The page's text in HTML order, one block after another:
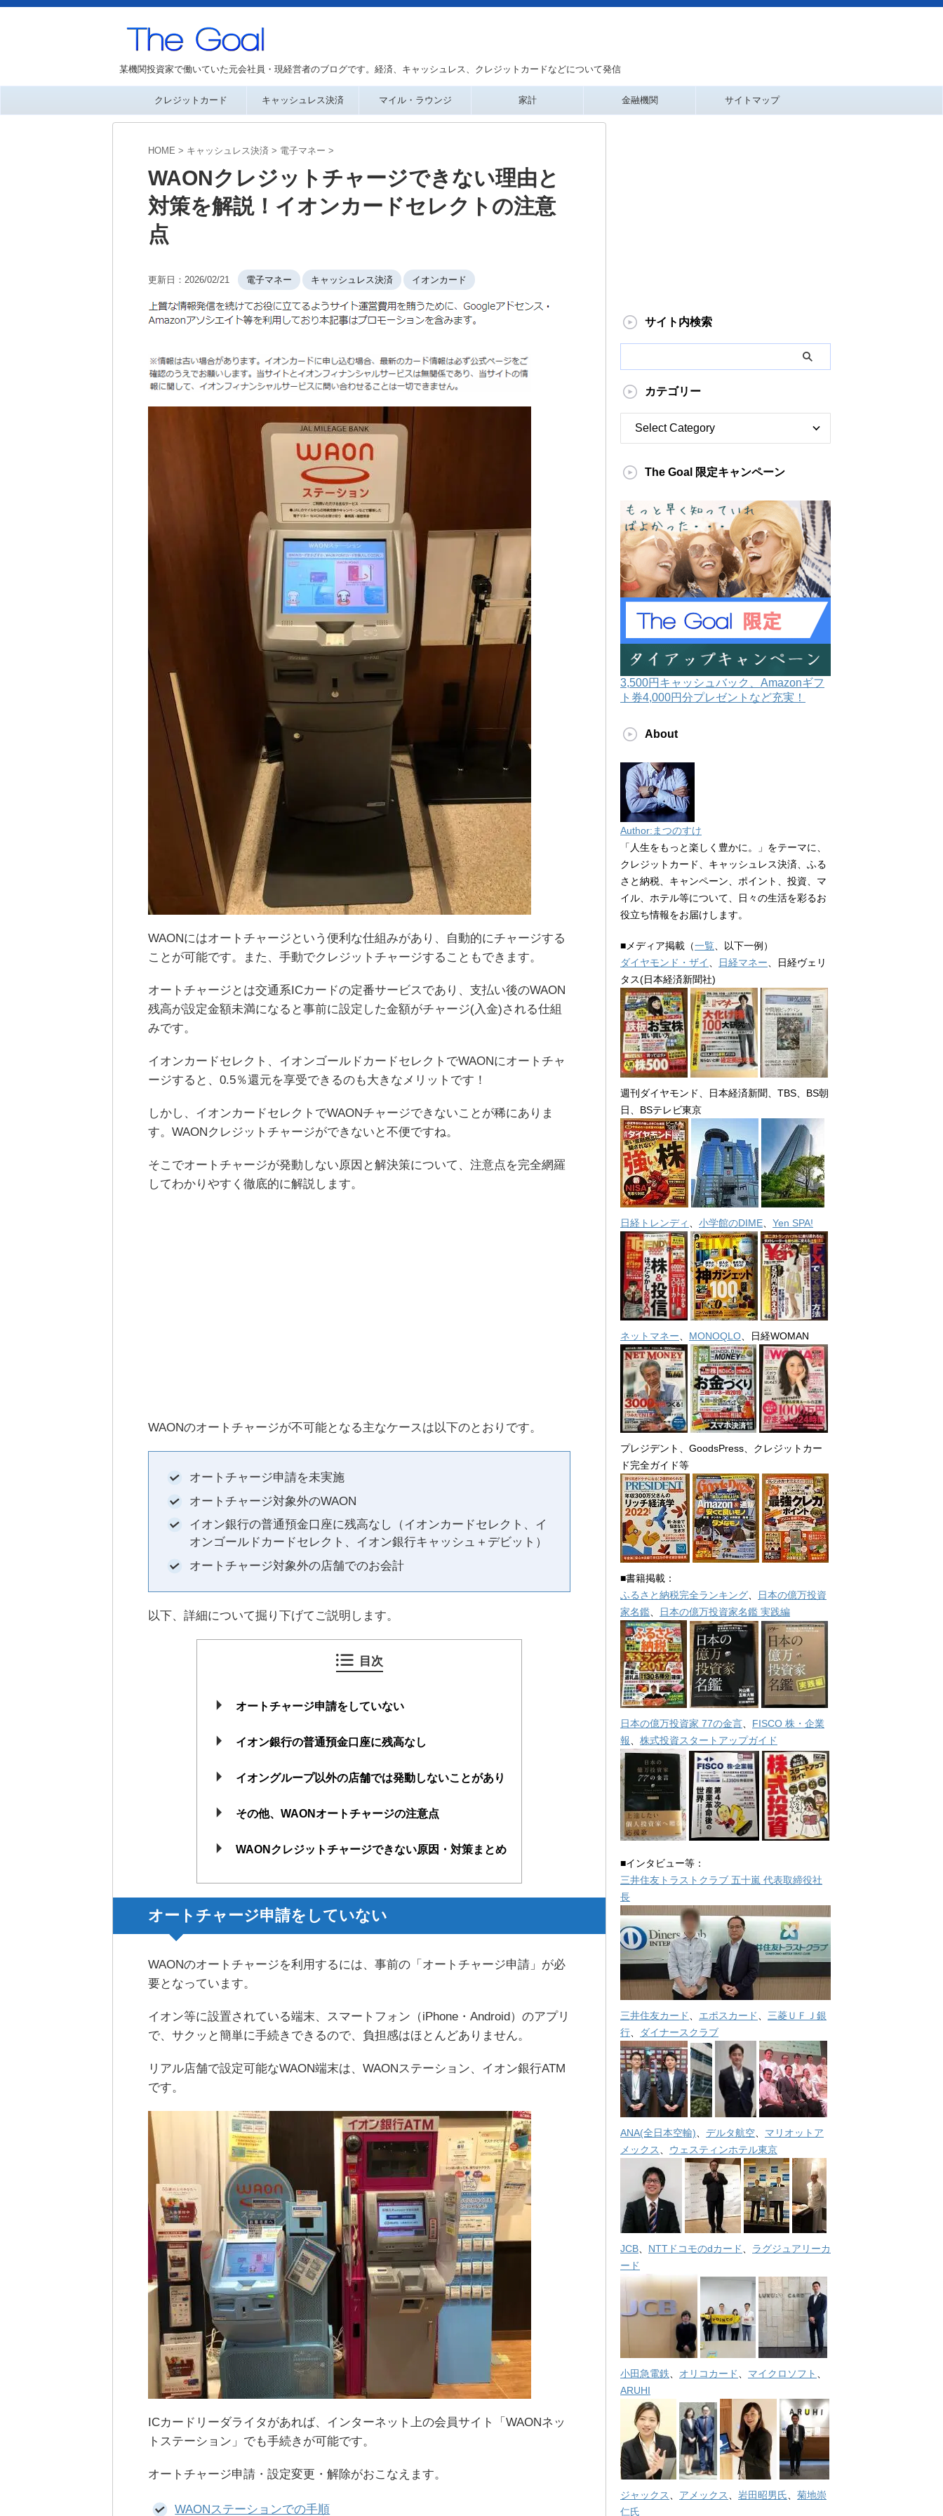
某機関投資家で働いていた元会社員・現経営者のブログです。経済、キャッシュレス、クレジットカードなどについて発信
クレジットカード キャッシュレス決済 マイル・ラウンジ 家計 金融機関 サイトマップ
HOME > キャッシュレス決済 > 電子マネー >
WAONクレジットチャージできない理由と
対策を解説！イオンカードセレクトの注意
点
更新日： 2026/02/21 電子マネー キャッシュレス決済 イオンカード
WAONにはオートチャージという便利な仕組みがあり、自動的にチャージする
ことが可能です。また、手動でクレジットチャージすることもできます。
オートチャージとは交通系ICカードの定番サービスであり、支払い後のWAON
残高が設定金額未満になると事前に設定した金額がチャージ(入金)される仕組
みです。
イオンカードセレクト、イオンゴールドカードセレクトでWAONにオートチャ
ージすると、0.5％還元を享受できるのも大きなメリットです！
しかし、イオンカードセレクトでWAONチャージできないことが稀にありま
す。WAONクレジットチャージができないと不便ですね。
そこでオートチャージが発動しない原因と解決策について、注意点を完全網羅
してわかりやすく徹底的に解説します。
WAONのオートチャージが不可能となる主なケースは以下のとおりです。
オートチャージ申請を未実施
オートチャージ対象外のWAON
イオン銀行の普通預金口座に残高なし（イオンカードセレクト、イ
オンゴールドカードセレクト、イオン銀行キャッシュ＋デビット）
オートチャージ対象外の店舗でのお会計
以下、詳細について掘り下げてご説明します。
目次
オートチャージ申請をしていない
イオン銀行の普通預金口座に残高なし
イオングループ以外の店舗では発動しないことがあり
その他、WAONオートチャージの注意点
WAONクレジットチャージできない原因・対策まとめ
オートチャージ申請をしていない
WAONのオートチャージを利用するには、事前の「オートチャージ申請」が必
要となっています。
イオン等に設置されている端末、スマートフォン（iPhone・Android）のアプリ
で、サクッと簡単に手続きできるので、負担感はほとんどありません。
リアル店舗で設定可能なWAON端末は、WAONステーション、イオン銀行ATM
です。
ICカードリーダライタがあれば、インターネット上の会員サイト「WAONネッ
トステーション」でも手続きが可能です。
オートチャージ申請・設定変更・解除がおこなえます。
WAONステーションでの手順
サイト内検索
カテゴリー
The Goal 限定キャンペーン
3,500円キャッシュバック、Amazonギフ
ト券4,000円分プレゼントなど充実！
About
Author:まつのすけ
「人生をもっと楽しく豊かに。」をテーマに、
クレジットカード、キャッシュレス決済、ふる
さと納税、キャンペーン、ポイント、投資、マ
イル、ホテル等について、日々の生活を彩るお
役立ち情報をお届けします。
■メディア掲載（一覧 、以下一例）
ダイヤモンド・ザイ
日経マネー 、日経ヴェリ
タス(日本経済新聞社)
週刊ダイヤモンド、日本経済新聞、TBS、BS朝
日、BSテレビ東京
日経トレンディ 小学館のDIME Yen SPA!
ネットマネー MONOQLO 、日経WOMAN
プレジデント、GoodsPress、クレジットカー
ド完全ガイド等
■書籍掲載：
ふるさと納税完全ランキング、
日本の億万投資
家名鑑、 日本の億万投資家名鑑 実践編
日本の億万投資家 77の金言、 FISCO 株・企業
報、 株式投資スタートアップガイド
■インタビュー等：
三井住友トラストクラブ 五十嵐 代表取締役社
長
三井住友カード エポスカード
三菱ＵＦＪ銀
行
ダイナースクラブ
ANA(全日本空輸) デルタ航空
マリオットア
メックス
ウェスティンホテル東京
JCB NTTドコモのdカード
ラグジュアリーカ
ード
小田急電鉄 オリコカード マイクロソフト
ARUHI
ジャックス アメックス 岩田昭男氏
菊地崇
仁氏